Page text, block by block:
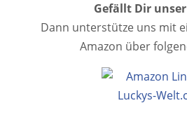
Gefällt Dir
Dann unterstütze uns mit
Amazon über